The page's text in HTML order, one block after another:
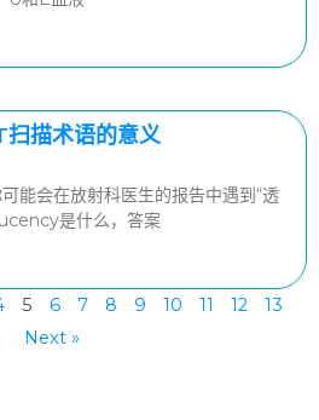
扫描术语的意义
能会在放射科医生的报告中遇到“透
是什么，答案
5 6 7 8 9 10 11 12
13
Next »